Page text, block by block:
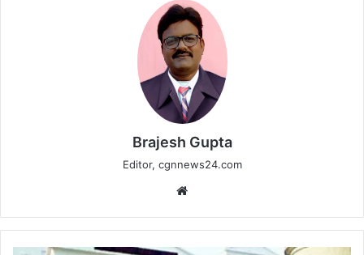
Brajesh Gupta
Editor, cgnnews24.com